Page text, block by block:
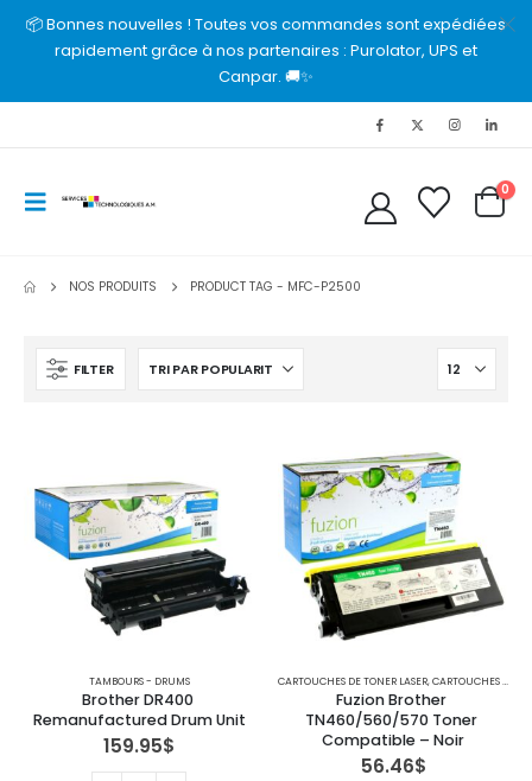
📦 Bonnes nouvelles ! Toutes vos commandes sont expédiées
rapidement grâce à nos partenaires : Purolator, UPS et
Canpar. 🚚✨
0
NOS PRODUITS PRODUCT TAG - MFC-P2500
FILTER
TAMBOURS - DRUMS
Brother DR400
Remanufactured Drum Unit
159.95$
CARTOUCHES DE TONER LASER,CARTOUCHES POUR IMPRIMANTES BROTHER
Fuzion Brother
TN460/560/570 Toner
Compatible – Noir
56.46$